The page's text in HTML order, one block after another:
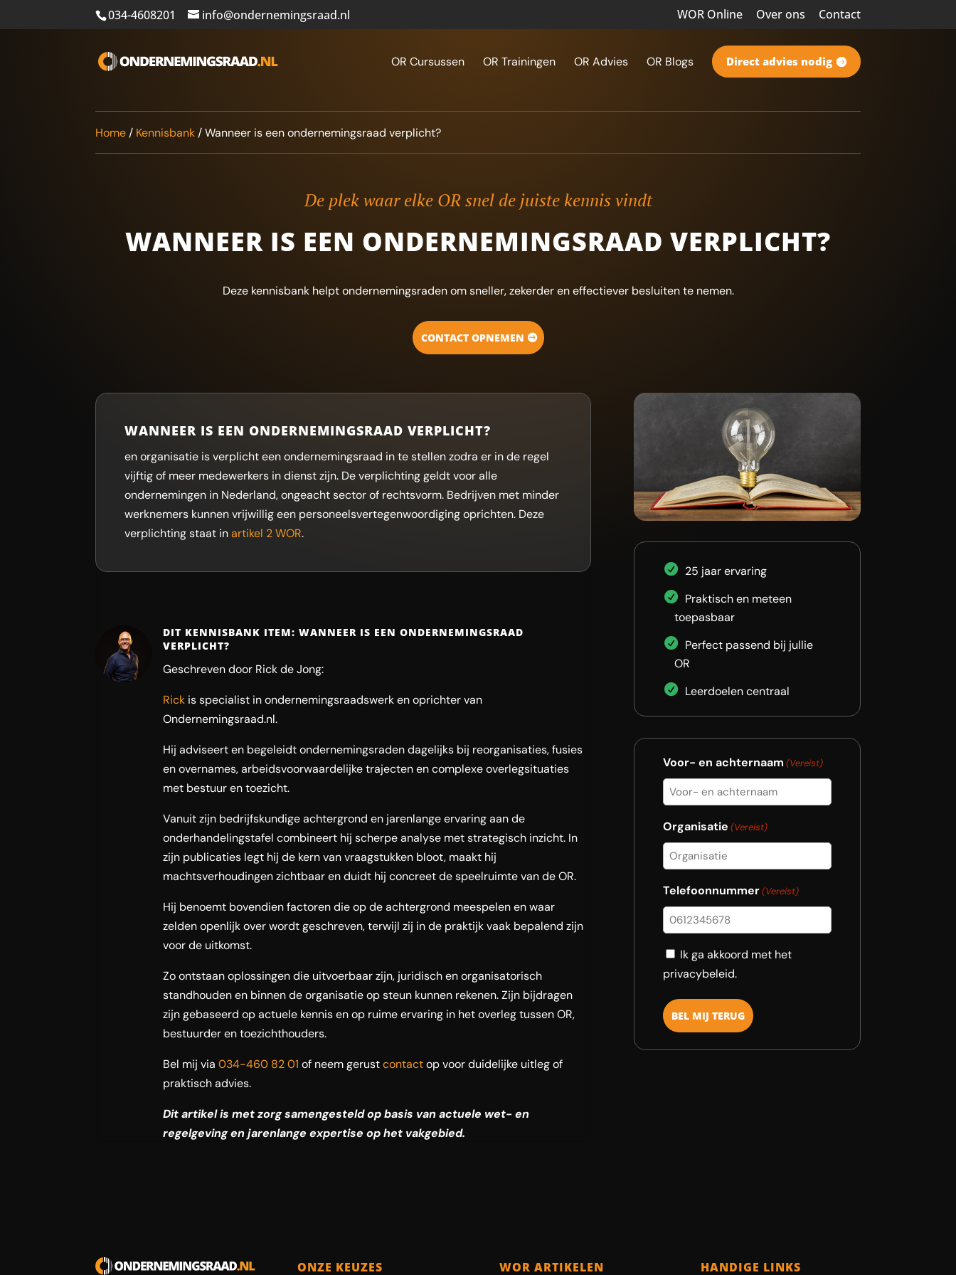
034-4608201 info@ondernemingsraad.nl WOR Online Over ons Contact
OR Cursussen OR Trainingen OR Advies OR Blogs Direct advies nodig
Home / Kennisbank /Wanneer is een ondernemingsraad verplicht?
De plek waar elke OR snel de juiste kennis vindt
WANNEER IS EEN ONDERNEMINGSRAAD VERPLICHT?
Deze kennisbank helpt ondernemingsraden om sneller, zekerder en effectiever besluiten te nemen.
CONTACT OPNEMEN
WANNEER IS EEN ONDERNEMINGSRAAD VERPLICHT?
en organisatie is verplicht een ondernemingsraad in te stellen zodra er in de regel
vijftig of meer medewerkers in dienst zijn. De verplichting geldt voor alle
ondernemingen in Nederland, ongeacht sector of rechtsvorm. Bedrijven met minder
werknemers kunnen vrijwillig een personeelsvertegenwoordiging oprichten. Deze
verplichting staat inartikel 2 WOR.
DIT KENNISBANK ITEM: WANNEER IS EEN ONDERNEMINGSRAAD
VERPLICHT?
Geschreven door Rick de Jong:
Rick is specialist in ondernemingsraadswerk en oprichter van
Ondernemingsraad.nl.
Hij adviseert en begeleidt ondernemingsraden dagelijks bij reorganisaties, fusies
en overnames, arbeidsvoorwaardelijke trajecten en complexe overlegsituaties
met bestuur en toezicht.
Vanuit zijn bedrijfskundige achtergrond en jarenlange ervaring aan de
onderhandelingstafel combineert hij scherpe analyse met strategisch inzicht. In
zijn publicaties legt hij de kern van vraagstukken bloot, maakt hij
machtsverhoudingen zichtbaar en duidt hij concreet de speelruimte van de OR.
Hij benoemt bovendien factoren die op de achtergrond meespelen en waar
zelden openlijk over wordt geschreven, terwijl zij in de praktijk vaak bepalend zijn
voor de uitkomst.
Zo ontstaan oplossingen die uitvoerbaar zijn, juridisch en organisatorisch
standhouden en binnen de organisatie op steun kunnen rekenen. Zijn bijdragen
zijn gebaseerd op actuele kennis en op ruime ervaring in het overleg tussen OR,
bestuurder en toezichthouders.
Bel mij via034-460 82 01 of neem gerustcontactop voor duidelijke uitleg of
praktisch advies.
Dit artikel is met zorg samengesteld op basis van actuele wet- en
regelgeving en jarenlange expertise op het vakgebied.
25 jaar ervaring
Praktisch en meteen
toepasbaar
Perfect passend bij jullie
OR
Leerdoelen centraal
Voor- en achternaam (Vereist)
Organisatie (Vereist)
Telefoonnummer (Vereist)
Consent
Ik ga akkoord met het
privacybeleid.
ONZE KEUZES WOR ARTIKELEN HANDIGE LINKS